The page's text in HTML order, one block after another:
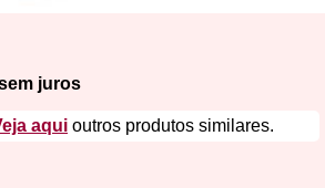
juros
aqui outros produtos similares.